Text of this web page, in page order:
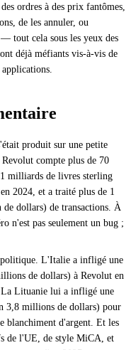
ordres à des prix fantômes,
de les annuler, ou
tout cela sous les yeux des
déjà méfiants vis-à-vis de
produit sur une petite
compte plus de 70
milliards de livres sterling
2024, et a traité plus de 1
dollars) de transactions. À
n'est pas seulement un bug ;
politique. L'Italie a infligé une
de dollars) à Revolut en
La Lituanie lui a infligé une
3,8 millions de dollars) pour
blanchiment d'argent. Et les
de l'UE, de style MiCA, et